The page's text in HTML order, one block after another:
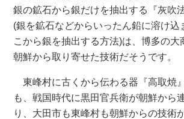
銀の鉱石から銀だけを抽出する『灰吹
(銀を鉱石などからいったん鉛に溶け込
こから銀を抽出する方法)は、博多の大
朝鮮から取り寄せた技術だそうです。
東峰村に古くから伝わる器『高取焼
も、戦国時代に黒田官兵衛が朝鮮から
り、大田市も東峰村も朝鮮からの技術